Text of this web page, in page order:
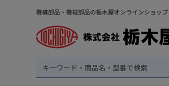
機構部品・機械部品の栃木屋オンラインショップ